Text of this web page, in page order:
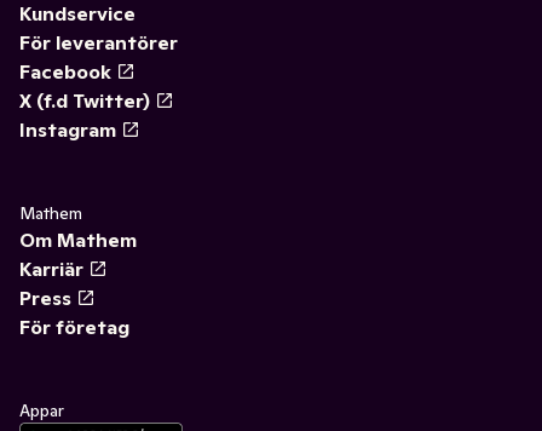
Kundservice
För leverantörer
Facebook
X (f.d Twitter)
Instagram
Mathem
Om Mathem
Karriär
Press
För företag
Appar